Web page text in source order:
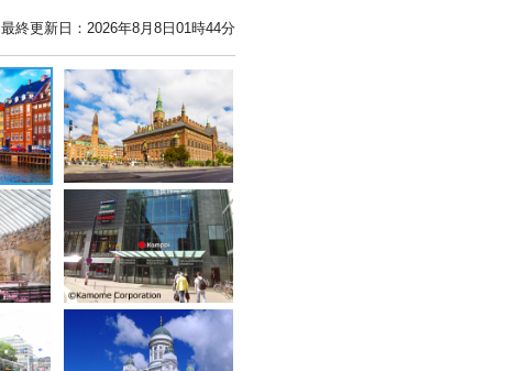
最終更新日：2026年8月8日01時44分